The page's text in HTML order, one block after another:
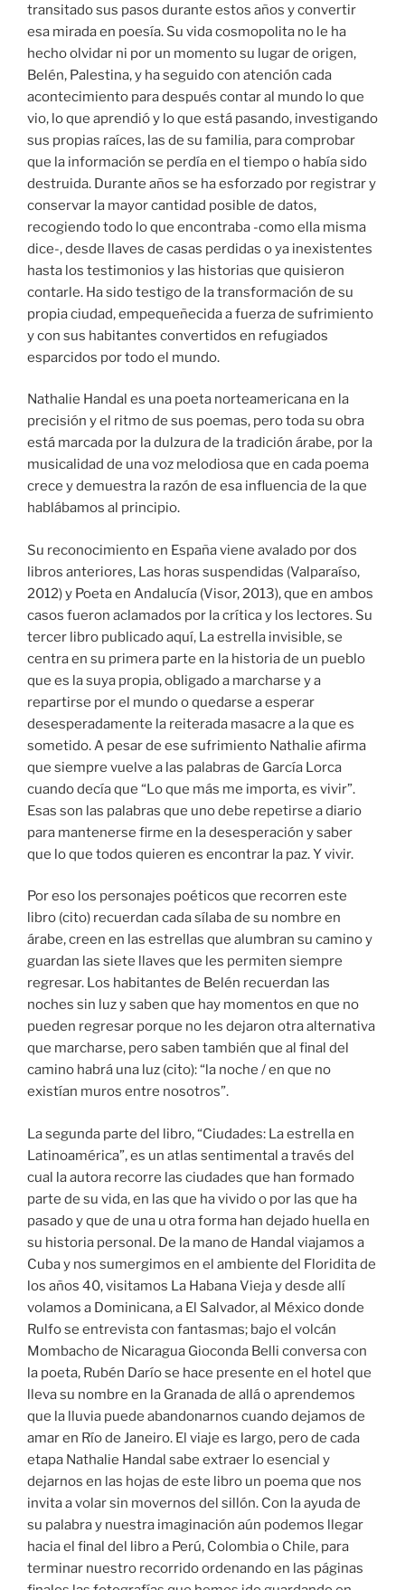
transitado sus pasos durante estos años y convertir
esa mirada en poesía. Su vida cosmopolita no le ha
hecho olvidar ni por un momento su lugar de origen,
Belén, Palestina, y ha seguido con atención cada
acontecimiento para después contar al mundo lo que
vio, lo que aprendió y lo que está pasando, investigando
sus propias raíces, las de su familia, para comprobar
que la información se perdía en el tiempo o había sido
destruida. Durante años se ha esforzado por registrar y
conservar la mayor cantidad posible de datos,
recogiendo todo lo que encontraba -como ella misma
dice-, desde llaves de casas perdidas o ya inexistentes
hasta los testimonios y las historias que quisieron
contarle. Ha sido testigo de la transformación de su
propia ciudad, empequeñecida a fuerza de sufrimiento
y con sus habitantes convertidos en refugiados
esparcidos por todo el mundo.
Nathalie Handal es una poeta norteamericana en la
precisión y el ritmo de sus poemas, pero toda su obra
está marcada por la dulzura de la tradición árabe, por la
musicalidad de una voz melodiosa que en cada poema
crece y demuestra la razón de esa influencia de la que
hablábamos al principio.
Su reconocimiento en España viene avalado por dos
libros anteriores, Las horas suspendidas (Valparaíso,
2012) y Poeta en Andalucía (Visor, 2013), que en ambos
casos fueron aclamados por la crítica y los lectores. Su
tercer libro publicado aquí, La estrella invisible, se
centra en su primera parte en la historia de un pueblo
que es la suya propia, obligado a marcharse y a
repartirse por el mundo o quedarse a esperar
desesperadamente la reiterada masacre a la que es
sometido. A pesar de ese sufrimiento Nathalie afirma
que siempre vuelve a las palabras de García Lorca
cuando decía que “Lo que más me importa, es vivir”.
Esas son las palabras que uno debe repetirse a diario
para mantenerse firme en la desesperación y saber
que lo que todos quieren es encontrar la paz. Y vivir.
Por eso los personajes poéticos que recorren este
libro (cito) recuerdan cada sílaba de su nombre en
árabe, creen en las estrellas que alumbran su camino y
guardan las siete llaves que les permiten siempre
regresar. Los habitantes de Belén recuerdan las
noches sin luz y saben que hay momentos en que no
pueden regresar porque no les dejaron otra alternativa
que marcharse, pero saben también que al final del
camino habrá una luz (cito): “la noche / en que no
existían muros entre nosotros”.
La segunda parte del libro, “Ciudades: La estrella en
Latinoamérica”, es un atlas sentimental a través del
cual la autora recorre las ciudades que han formado
parte de su vida, en las que ha vivido o por las que ha
pasado y que de una u otra forma han dejado huella en
su historia personal. De la mano de Handal viajamos a
Cuba y nos sumergimos en el ambiente del Floridita de
los años 40, visitamos La Habana Vieja y desde allí
volamos a Dominicana, a El Salvador, al México donde
Rulfo se entrevista con fantasmas; bajo el volcán
Mombacho de Nicaragua Gioconda Belli conversa con
la poeta, Rubén Darío se hace presente en el hotel que
lleva su nombre en la Granada de allá o aprendemos
que la lluvia puede abandonarnos cuando dejamos de
amar en Río de Janeiro. El viaje es largo, pero de cada
etapa Nathalie Handal sabe extraer lo esencial y
dejarnos en las hojas de este libro un poema que nos
invita a volar sin movernos del sillón. Con la ayuda de
su palabra y nuestra imaginación aún podemos llegar
hacia el final del libro a Perú, Colombia o Chile, para
terminar nuestro recorrido ordenando en las páginas